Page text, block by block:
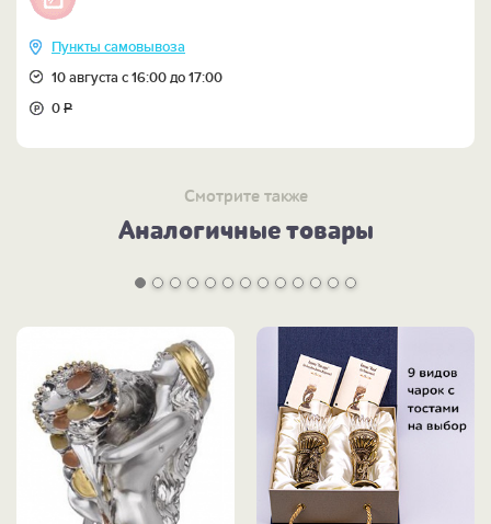
ПОСМОТРЕТЬ блокнот "Моё слово - закон" >>
Пункты самовывоза
10 августа с 16:00 до 17:00
0Р
Смотрите также
Аналогичные товары